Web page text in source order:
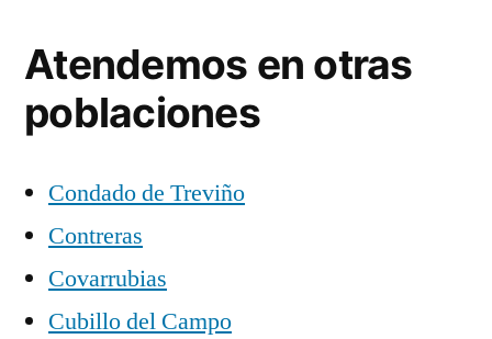
Atendemos en otras
poblaciones
Condado de Treviño
Contreras
Covarrubias
Cubillo del Campo